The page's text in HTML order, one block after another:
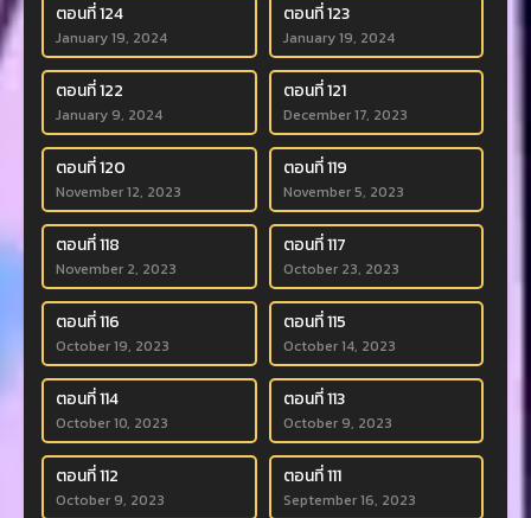
ตอนที่ 124
January 19, 2024
ตอนที่ 123
January 19, 2024
ตอนที่ 122
January 9, 2024
ตอนที่ 121
December 17, 2023
ตอนที่ 120
November 12, 2023
ตอนที่ 119
November 5, 2023
ตอนที่ 118
November 2, 2023
ตอนที่ 117
October 23, 2023
ตอนที่ 116
October 19, 2023
ตอนที่ 115
October 14, 2023
ตอนที่ 114
October 10, 2023
ตอนที่ 113
October 9, 2023
ตอนที่ 112
October 9, 2023
ตอนที่ 111
September 16, 2023